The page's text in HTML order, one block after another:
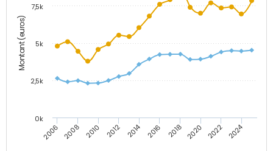
Montant (euros)
2006 2008 2010 2012 2014 2016 2018 2020 2022 2024
0k
2,5k
5k
7,5k